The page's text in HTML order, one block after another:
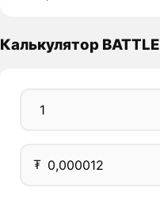
Калькулятор BATTLE
₮